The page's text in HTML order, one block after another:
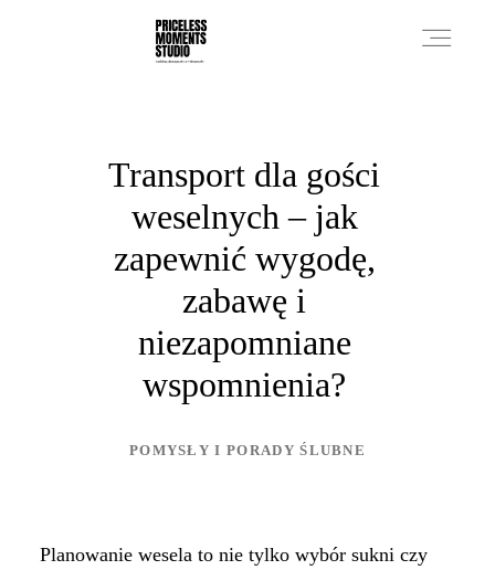
Transport dla gości
weselnych – jak
zapewnić wygodę,
zabawę i
niezapomniane
wspomnienia?
POMYSŁY I PORADY ŚLUBNE
Planowanie wesela to nie tylko wybór sukni czy
PHOTO WORKS
VIDEO WORKS
ABOUT